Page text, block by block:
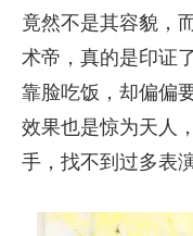
竟然不是其容貌，
术帝，真的是印证
靠脸吃饭，却偏偏
效果也是惊为天人
手，找不到过多表